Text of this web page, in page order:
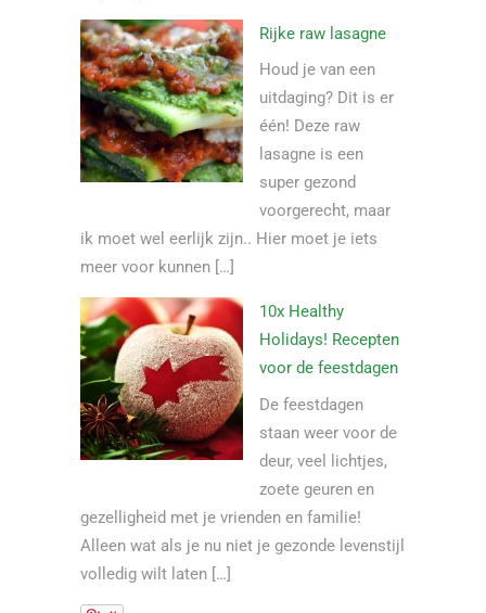
Rijke raw lasagne
Houd je van een
uitdaging? Dit is er
één! Deze raw
lasagne is een
super gezond
voorgerecht, maar
ik moet wel eerlijk zijn.. Hier moet je iets
meer voor kunnen […]
10x Healthy
Holidays! Recepten
voor de feestdagen
De feestdagen
staan weer voor de
deur, veel lichtjes,
zoete geuren en
gezelligheid met je vrienden en familie!
Alleen wat als je nu niet je gezonde levenstijl
volledig wilt laten […]